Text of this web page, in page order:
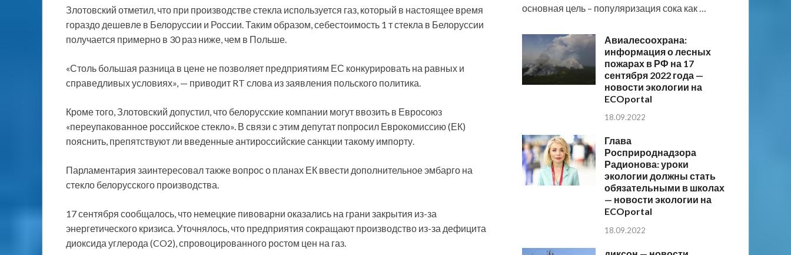
Злотовский отметил, что при производстве стекла используется газ, который в настоящее время
гораздо дешевле в Белоруссии и России. Таким образом, себестоимость 1 т стекла в Белоруссии
получается примерно в 30 раз ниже, чем в Польше.
«Столь большая разница в цене не позволяет предприятиям ЕС конкурировать на равных и
справедливых условиях», — приводит RT слова из заявления польского политика.
Кроме того, Злотовский допустил, что белорусские компании могут ввозить в Евросоюз
«переупакованное российское стекло». В связи с этим депутат попросил Еврокомиссию (ЕК)
пояснить, препятствуют ли введенные антироссийские санкции такому импорту.
Парламентария заинтересовал также вопрос о планах ЕК ввести дополнительное эмбарго на
стекло белорусского производства.
17 сентября сообщалось, что немецкие пивоварни оказались на грани закрытия из-за
энергетического кризиса. Уточнялось, что предприятия сокращают производство из-за дефицита
диоксида углерода (CO2), спровоцированного ростом цен на газ.
основная цель – популяризация сока как …
Авиалесоохрана:
информация о лесных
пожарах в РФ на 17
сентября 2022 года —
новости экологии на
ECOportal
18.09.2022
Глава
Росприроднадзора
Радионова: уроки
экологии должны стать
обязательными в школах
— новости экологии на
ECOportal
18.09.2022